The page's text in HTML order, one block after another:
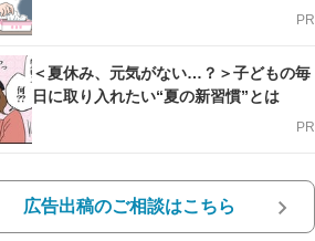
PR
＜夏休み、元気がない…？＞子どもの毎
日に取り入れたい“夏の新習慣”とは
PR
広告出稿のご相談はこちら